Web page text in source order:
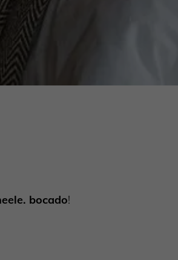
bocado!